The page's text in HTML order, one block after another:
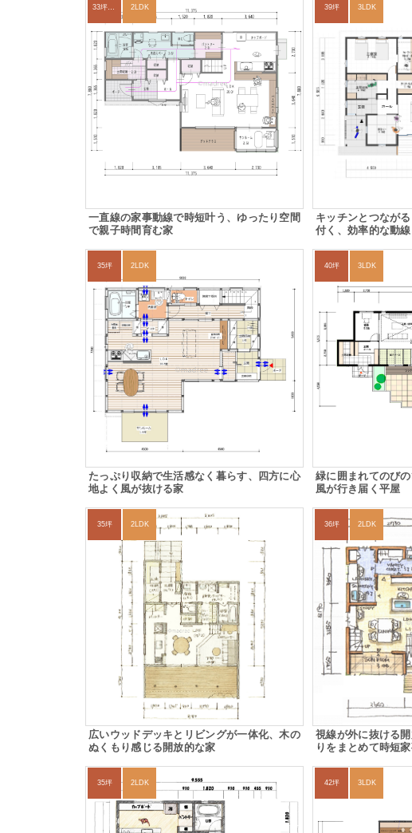
33坪～36坪 2LDK
一直線の家事動線で時短叶う、ゆったり空間
で親子時間育む家
39坪 3LDK
キッチンとつなが
付く、効率的な動
35坪 2LDK
たっぷり収納で生活感なく暮らす、四方に心
地よく風が抜ける家
40坪 3LDK
緑に囲まれてのび
風が行き届く平屋
35坪 2LDK
広いウッドデッキとリビングが一体化、木の
ぬくもり感じる開放的な家
36坪 2LDK
視線が外に抜ける
りをまとめて時短
35坪 2LDK 42坪 3LDK